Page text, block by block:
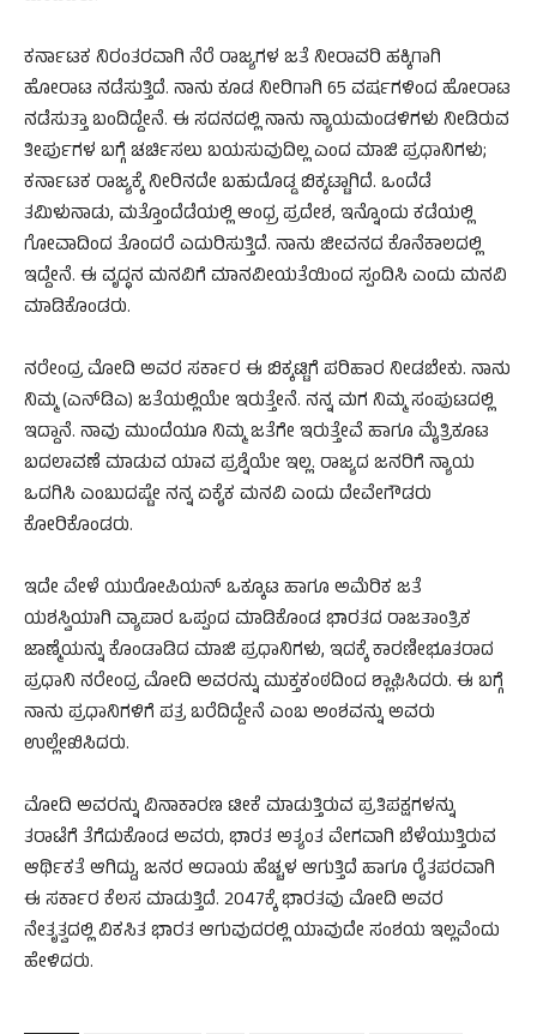
ಕರ್ನಾಟಕ ನಿರಂತರವಾಗಿ ನೆರೆ ರಾಜ್ಯಗಳ ಜತೆ ನೀರಾವರಿ ಹಕ್ಕಿಗಾಗಿ
ಹೋರಾಟ ನಡೆಸುತ್ತಿದೆ. ನಾನು ಕೂಡ ನೀರಿಗಾಗಿ 65 ವರ್ಷಗಳಿಂದ ಹೋರಾಟ
ನಡೆಸುತ್ತಾ ಬಂದಿದ್ದೇನೆ. ಈ ಸದನದಲ್ಲಿ ನಾನು ನ್ಯಾಯಮಂಡಳಿಗಳು ನೀಡಿರುವ
ತೀರ್ಪುಗಳ ಬಗ್ಗೆ ಚರ್ಚಿಸಲು ಬಯಸುವುದಿಲ್ಲ ಎಂದ ಮಾಜಿ ಪ್ರಧಾನಿಗಳು;
ಕರ್ನಾಟಕ ರಾಜ್ಯಕ್ಕೆ ನೀರಿನದೇ ಬಹುದೊಡ್ಡ ಬಿಕ್ಕಟ್ಟಾಗಿದೆ. ಒಂದೆಡೆ
ತಮಿಳುನಾಡು, ಮತ್ತೊಂದೆಡೆಯಲ್ಲಿ ಆಂಧ್ರ ಪ್ರದೇಶ, ಇನ್ನೊಂದು ಕಡೆಯಲ್ಲಿ
ಗೋವಾದಿಂದ ತೊಂದರೆ ಎದುರಿಸುತ್ತಿದೆ. ನಾನು ಜೀವನದ ಕೊನೆಕಾಲದಲ್ಲಿ
ಇದ್ದೇನೆ. ಈ ವೃದ್ಧನ ಮನವಿಗೆ ಮಾನವೀಯತೆಯಿಂದ ಸ್ಪಂದಿಸಿ ಎಂದು ಮನವಿ
ಮಾಡಿಕೊಂಡರು.
ನರೇಂದ್ರ ಮೋದಿ ಅವರ ಸರ್ಕಾರ ಈ ಬಿಕ್ಕಟ್ಟಿಗೆ ಪರಿಹಾರ ನೀಡಬೇಕು. ನಾನು
ನಿಮ್ಮ (ಎನ್‌ಡಿಎ) ಜತೆಯಲ್ಲಿಯೇ ಇರುತ್ತೇನೆ. ನನ್ನ ಮಗ ನಿಮ್ಮ ಸಂಪುಟದಲ್ಲಿ
ಇದ್ದಾನೆ. ನಾವು ಮುಂದೆಯೂ ನಿಮ್ಮ ಜತೆಗೇ ಇರುತ್ತೇವೆ ಹಾಗೂ ಮೈತ್ರಿಕೂಟ
ಬದಲಾವಣೆ ಮಾಡುವ ಯಾವ ಪ್ರಶ್ನೆಯೇ ಇಲ್ಲ. ರಾಜ್ಯದ ಜನರಿಗೆ ನ್ಯಾಯ
ಒದಗಿಸಿ ಎಂಬುದಷ್ಟೇ ನನ್ನ ಏಕೈಕ ಮನವಿ ಎಂದು ದೇವೇಗೌಡರು
ಕೋರಿಕೊಂಡರು.
ಇದೇ ವೇಳೆ ಯುರೋಪಿಯನ್ ಒಕ್ಕೂಟ ಹಾಗೂ ಅಮೆರಿಕ ಜತೆ
ಯಶಸ್ವಿಯಾಗಿ ವ್ಯಾಪಾರ ಒಪ್ಪಂದ ಮಾಡಿಕೊಂಡ ಭಾರತದ ರಾಜತಾಂತ್ರಿಕ
ಜಾಣ್ಮೆಯನ್ನು ಕೊಂಡಾಡಿದ ಮಾಜಿ ಪ್ರಧಾನಿಗಳು, ಇದಕ್ಕೆ ಕಾರಣೀಭೂತರಾದ
ಪ್ರಧಾನಿ ನರೇಂದ್ರ ಮೋದಿ ಅವರನ್ನು ಮುಕ್ತಕಂಠದಿಂದ ಶ್ಲಾಘಿಸಿದರು. ಈ ಬಗ್ಗೆ
ನಾನು ಪ್ರಧಾನಿಗಳಿಗೆ ಪತ್ರ ಬರೆದಿದ್ದೇನೆ ಎಂಬ ಅಂಶವನ್ನು ಅವರು
ಉಲ್ಲೇಖಿಸಿದರು.
ಮೋದಿ ಅವರನ್ನು ವಿನಾಕಾರಣ ಟೀಕೆ ಮಾಡುತ್ತಿರುವ ಪ್ರತಿಪಕ್ಷಗಳನ್ನು
ತರಾಟೆಗೆ ತೆಗೆದುಕೊಂಡ ಅವರು, ಭಾರತ ಅತ್ಯಂತ ವೇಗವಾಗಿ ಬೆಳೆಯುತ್ತಿರುವ
ಆರ್ಥಿಕತೆ ಆಗಿದ್ದು, ಜನರ ಆದಾಯ ಹೆಚ್ಚಳ ಆಗುತ್ತಿದೆ ಹಾಗೂ ರೈತಪರವಾಗಿ
ಈ ಸರ್ಕಾರ ಕೆಲಸ ಮಾಡುತ್ತಿದೆ. 2047ಕ್ಕೆ ಭಾರತವು ಮೋದಿ ಅವರ
ನೇತೃತ್ವದಲ್ಲಿ ವಿಕಸಿತ ಭಾರತ ಆಗುವುದರಲ್ಲಿ ಯಾವುದೇ ಸಂಶಯ ಇಲ್ಲವೆಂದು
ಹೇಳಿದರು.